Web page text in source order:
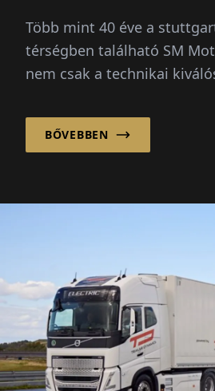
Több mint 40 éve a
térségben található SM
nem csak a technikai
BŐVEBBEN